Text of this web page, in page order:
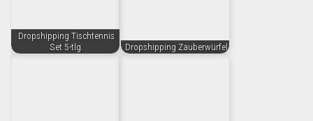
Dropshipping Tischtennis
Set 5-tlg.
Dropshipping Zauberwürfel